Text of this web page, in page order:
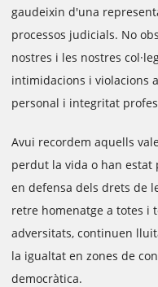
gaudeixin d'una
processos judicials. No
nostres i les nostres
intimidacions i violacions
personal i integritat
Avui recordem aquells
perdut la vida o han estat
en defensa dels drets de
retre homenatge a totes i
adversitats, continuen
la igualtat en zones de
democràtica.